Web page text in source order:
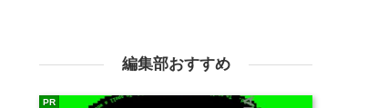
編集部おすすめ
PR